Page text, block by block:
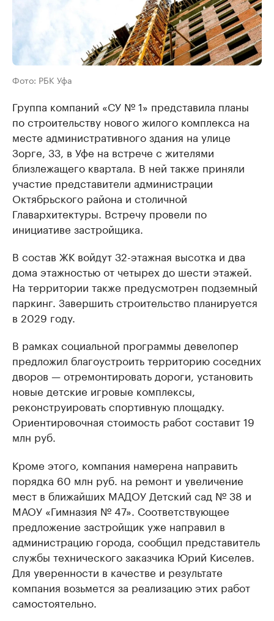
Фото: РБК Уфа
Группа компаний «СУ № 1» представила планы
по строительству нового жилого комплекса на
месте административного здания на улице
Зорге, 33, в Уфе на встрече с жителями
близлежащего квартала. В ней также приняли
участие представители администрации
Октябрьского района и столичной
Главархитектуры. Встречу провели по
инициативе застройщика.
В состав ЖК войдут 32-этажная высотка и два
дома этажностью от четырех до шести этажей.
На территории также предусмотрен подземный
паркинг. Завершить строительство планируется
в 2029 году.
В рамках социальной программы девелопер
предложил благоустроить территорию соседних
дворов — отремонтировать дороги, установить
новые детские игровые комплексы,
реконструировать спортивную площадку.
Ориентировочная стоимость работ составит 19
млн руб.
Кроме этого, компания намерена направить
порядка 60 млн руб. на ремонт и увеличение
мест в ближайших МАДОУ Детский сад № 38 и
МАОУ «Гимназия № 47». Соответствующее
предложение застройщик уже направил в
администрацию города, сообщил представитель
службы технического заказчика Юрий Киселев.
Для уверенности в качестве и результате
компания возьмется за реализацию этих работ
самостоятельно.